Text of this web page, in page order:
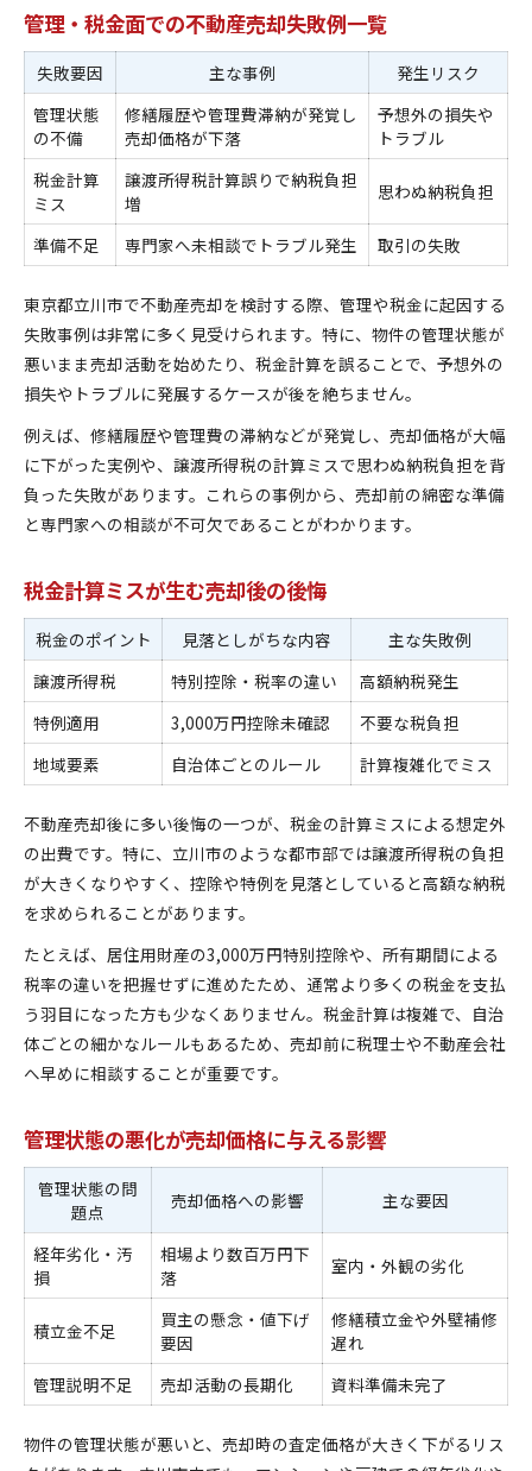
管理・税金面での不動産売却失敗例一覧
失敗要因 主な事例
発生リスク
管理状態
の不備
修繕履歴や管理費滞納が発覚し
売却価格が下落
予想外の損失や
トラブル
税金計算
ミス
譲渡所得税計算誤りで納税負担
増
思わぬ納税負担
準備不足 専門家へ未相談でトラブル発生 取引の失敗
東京都立川市で不動産売却を検討する際、管理や税金に起因する
失敗事例は非常に多く見受けられます。特に、物件の管理状態が
悪いまま売却活動を始めたり、税金計算を誤ることで、予想外の
損失やトラブルに発展するケースが後を絶ちません。
例えば、修繕履歴や管理費の滞納などが発覚し、売却価格が大幅
に下がった実例や、譲渡所得税の計算ミスで思わぬ納税負担を背
負った失敗があります。これらの事例から、売却前の綿密な準備
と専門家への相談が不可欠であることがわかります。
税金計算ミスが生む売却後の後悔
税金のポイント 見落としがちな内容
主な失敗例
譲渡所得税
特別控除・税率の違い
高額納税発生
特例適用
3,000万円控除未確認
不要な税負担
地域要素
自治体ごとのルール 計算複雑化でミス
不動産売却後に多い後悔の一つが、税金の計算ミスによる想定外
の出費です。特に、立川市のような都市部では譲渡所得税の負担
が大きくなりやすく、控除や特例を見落としていると高額な納税
を求められることがあります。
たとえば、居住用財産の3,000万円特別控除や、所有期間による
税率の違いを把握せずに進めたため、通常より多くの税金を支払
う羽目になった方も少なくありません。税金計算は複雑で、自治
体ごとの細かなルールもあるため、売却前に税理士や不動産会社
へ早めに相談することが重要です。
管理状態の悪化が売却価格に与える影響
管理状態の問
題点
売却価格への影響 主な要因
経年劣化・汚
損
相場より数百万円下
落
室内・外観の劣化
積立金不足
買主の懸念・値下げ
要因
修繕積立金や外壁補修
遅れ
管理説明不足
売却活動の長期化 資料準備未完了
物件の管理状態が悪いと、売却時の査定価格が大きく下がるリス